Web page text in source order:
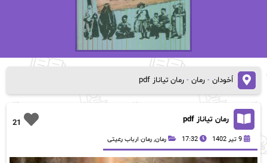
اُخودان- رمان- رمان تیاناز pdf
21 رمان تیاناز pdf
9 تیر 1402 17:32 رمان, رمان ارباب رعیتی